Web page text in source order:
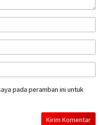
pada peramban ini untuk